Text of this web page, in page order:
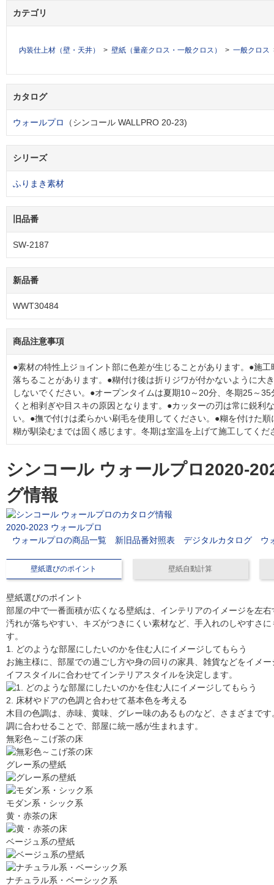
カテゴリ
内装仕上材（壁・天井） 壁紙（量産クロス・一般クロス） 一般クロス
カタログ
ウォールプロ （シンコール WALLPRO 20-23)
シリーズ
ふりまき素材
旧品番
SW-2187
新品番
WWT30484
商品注意事項
●素材の特性上ジョイント部に色差が生じることがあります。●施
落ちることがあります。●糊付け後は折りジワが付かないように大
しないでください。●オープンタイムは夏期10～20分、冬期25～
くと相剥ぎや目スキの原因となります。●カッターの刃は常に鋭利
い。●撫で付けは柔らかい刷毛を使用してください。●糊を付けた
糊が馴染むまでは固く感じます。冬期は室温を上げて施工してくだ
シンコール ウォールプロ2020-
グ情報
2020-2023 ウォールプロ
ウォールプロの商品一覧
新旧品番対照表 デジタルカタログ ウ
壁紙選びのポイント 壁紙自動計算
壁紙選びのポイント
部屋の中で一番面積が広くなる壁紙は、インテリアのイメージを左
汚れが落ちやすい、キズがつきにくい素材など、手入れのしやすさ
す。
1. どのような部屋にしたいのかを住む人にイメージしてもらう
お施主様に、部屋での過ごし方や身の回りの家具、雑貨などをイメ
イフスタイルに合わせてインテリアスタイルを決定します。
2. 床材やドアの色調と合わせて基本色を考える
木目の色調は、赤味、黄味、グレー味のあるものなど、さまざまで
調に合わせることで、部屋に統一感が生まれます。
無彩色～こげ茶の床
グレー系の壁紙
モダン系・シック系
黄・赤茶の床
ベージュ系の壁紙
ナチュラル系・ベーシック系